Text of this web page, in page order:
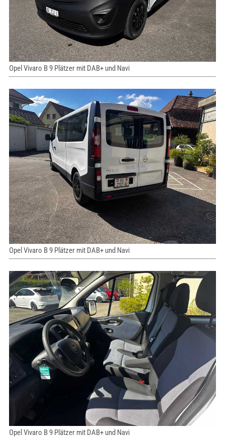
Opel Vivaro B 9 Plätzer mit DAB+ und Navi
Opel Vivaro B 9 Plätzer mit DAB+ und Navi
Opel Vivaro B 9 Plätzer mit DAB+ und Navi